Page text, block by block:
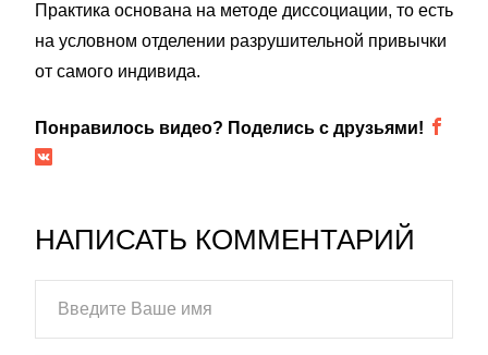
Практика основана на методе диссоциации, то есть
на условном отделении разрушительной привычки
от самого индивида.
Понравилось видео? Поделись с друзьями!
НАПИСАТЬ КОММЕНТАРИЙ